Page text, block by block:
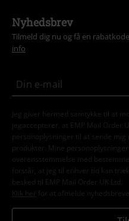
Nyhedsbrev
Tilmeld dig nu og få en
info
Jeg giver hermed samtykke til at
jegaccepterer, at EMP Mail Order
personoplysninger til at sende
produkter. Mine
overensstemmelse med
forstår, at jeg til enhver tid kan
besked til EMP Mail Order UK Ltd.
Klik her
for at afmelde